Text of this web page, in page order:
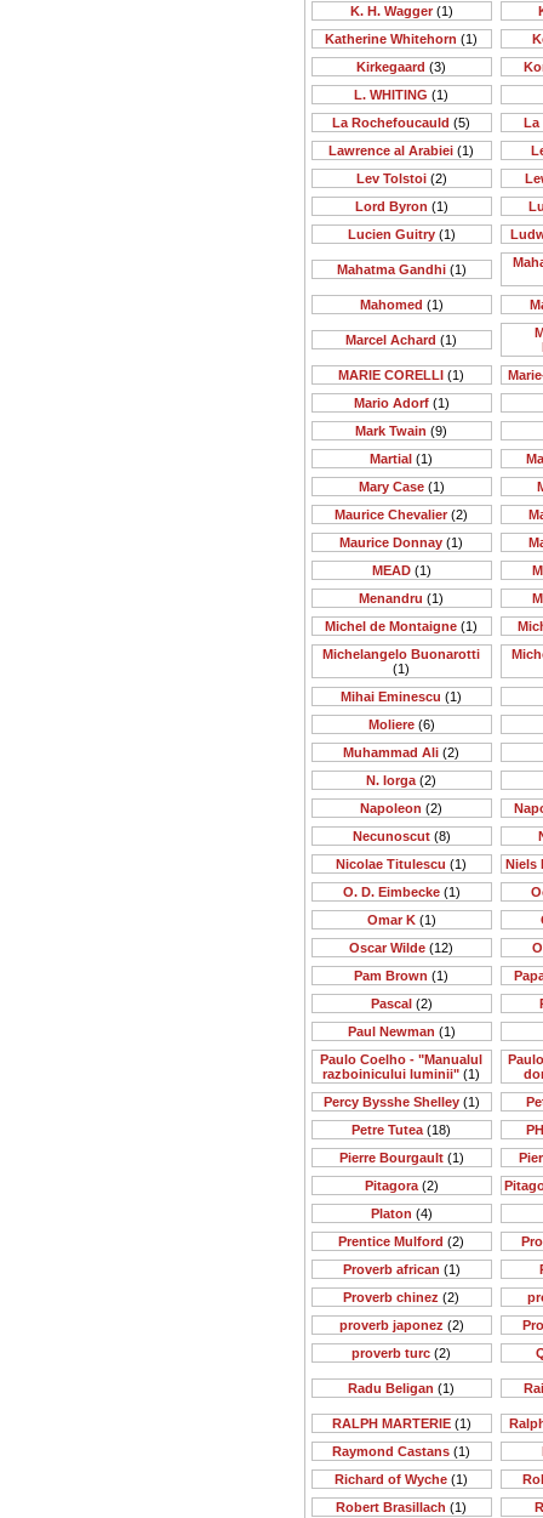
K. H. Wagger(1)
Katherine Whitehorn (1)
Kirkegaard (3)
L. WHITING (1)
La Rochefoucauld (5)
La
Lawrence al Arabiei (1)
Lev Tolstoi(2)
Lord Byron (1)
Lucien Guitry(1)
Mahatma Gandhi(1)
Mahomed (1)
Marcel Achard (1)
MARIE CORELLI (1)
Mario Adorf(1)
Mark Twain (9)
Martial (1)
Mary Case(1)
Maurice Chevalier (2)
Maurice Donnay (1)
MEAD(1)
Menandru (1)
Michel de Montaigne (1)
Michelangelo Buonarotti
(1)
Mihai Eminescu (1)
Moliere(6)
Muhammad Ali (2)
N. Iorga (2)
Napoleon (2)
Necunoscut(8)
Nicolae Titulescu (1)
Niels
O. D. Eimbecke(1)
Omar K(1)
Oscar Wilde (12)
Pam Brown (1)
Pascal(2)
Paul Newman (1)
Paulo Coelho - "Manualul
razboinicului luminii" (1)
Percy Bysshe Shelley(1)
Petre Tutea (18)
Pierre Bourgault(1)
Pitagora(2)
Platon (4)
Prentice Mulford (2)
Proverb african (1)
Proverb chinez (2)
proverb japonez (2)
proverb turc (2)
Radu Beligan (1)
RALPH MARTERIE(1)
Raymond Castans (1)
Richard of Wyche (1)
Robert Brasillach (1)